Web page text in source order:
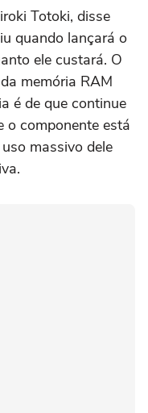
Totoki, disse
quando lançará o
ele custará. O
memória RAM
é de que continue
o componente está
massivo dele